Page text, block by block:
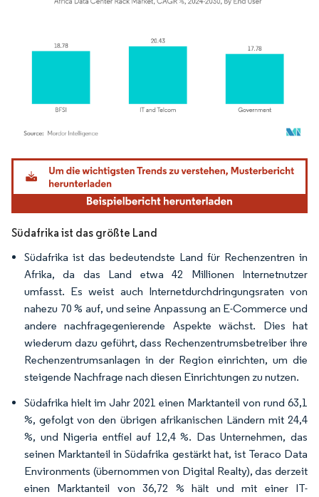
Bild © Mordor Intelligence. Wiederverwendung erfordert Namensnennung gemäß
Südafrika ist das größte Land
Südafrika ist das bedeutendste Land für Rechenzentren in
Afrika, da das Land etwa 42 Millionen Internetnutzer
umfasst. Es weist auch Internetdurchdringungsraten von
nahezu 70 % auf, und seine Anpassung an E-Commerce und
andere nachfragegenierende Aspekte wächst. Dies hat
wiederum dazu geführt, dass Rechenzentrumsbetreiber ihre
Rechenzentrumsanlagen in der Region einrichten, um die
steigende Nachfrage nach diesen Einrichtungen zu nutzen.
Südafrika hielt im Jahr 2021 einen Marktanteil von rund 63,1
%, gefolgt von den übrigen afrikanischen Ländern mit 24,4
%, und Nigeria entfiel auf 12,4 %. Das Unternehmen, das
seinen Marktanteil in Südafrika gestärkt hat, ist Teraco Data
Environments (übernommen von Digital Realty), das derzeit
einen Marktanteil von 36,72 % hält und mit einer IT-